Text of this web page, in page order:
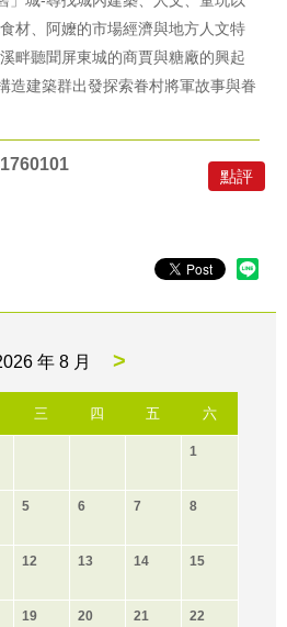
材、阿嬤的市場經濟與地方人文特
畔聽聞屏東城的商賈與糖廠的興起
造建築群出發探索眷村將軍故事與眷
點評
年 8 月 >
三 四 五 六
1
5 6 7 8
12 13 14 15
19 20 21 22